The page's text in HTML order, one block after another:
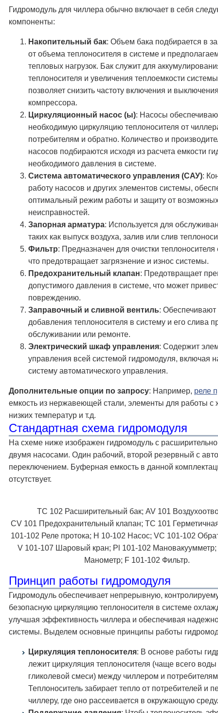
Гидромодуль для чиллера обычно включает в себя
компоненты:
Накопительный бак: Объем бака подбирается в
от объема теплоносителя в системе и
тепловых нагрузок. Бак служит для
теплоносителя и увеличения теплоемкости
позволяет снизить частоту включения и
компрессора.
Циркуляционный насос (ы): Насосы
необходимую циркуляцию теплоносителя от
потребителям и обратно. Количество и
насосов подбираются исходя из расчета емкости
необходимого давления в системе.
Система автоматического управления (САУ):
работу насосов и других элементов системы,
оптимальный режим работы и защиту от
неисправностей.
Запорная арматура: Используется для
таких как выпуск воздуха, залив или слив
Фильтр: Предназначен для очистки
что предотвращает загрязнение и износ системы.
Предохранительный клапан: Предотвращает
допустимого давления в системе, что может
повреждению.
Заправочный и сливной вентиль:
добавления теплоносителя в систему и его слива
обслуживании или ремонте.
Электрический шкаф управления: Содержит
управления всей системой гидромодуля, включая
систему автоматического управления.
Дополнительные опции по запросу: Например, реле
емкость из нержавеющей стали, элементы для работы с
низких температур и т.д.
Стандартная схема гидромодуля
На схеме ниже изображен гидромодуль с
двумя насосами. Один рабочий, второй резервный с
переключением. Буферная емкость в данной
отсутствует.
TC 102 Расширительный бак; AV 101
CV 101 Предохранительный клапан; TC 101
101-102 Реле протока; H 10-102 Насос; VC 101-102
V 101-107 Шаровый кран; Pl 101-102
Манометр; F 101-102 Фильтр.
Принцип работы гидромодуля
Гидромодуль обеспечивает непрерывную,
безопасную циркуляцию теплоносителя в системе
улучшая эффективность чиллера и обеспечивая
системы. Выделем основные принципы работы
Циркуляция теплоносителя: В основе работы
лежит циркуляция теплоносителя (чаще всего
гликолевой смеси) между чиллером и
Теплоноситель забирает тепло от потребителей и
чиллеру, где оно рассеивается в окружающую среду.